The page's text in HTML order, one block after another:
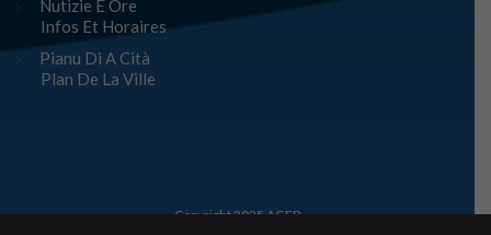
Nutizie È Ore
Infos Et Horaires
Pianu Di A Cità
Plan De La Ville
Copyright 2025AGEP